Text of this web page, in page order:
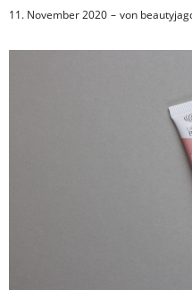
11. November 2020 von